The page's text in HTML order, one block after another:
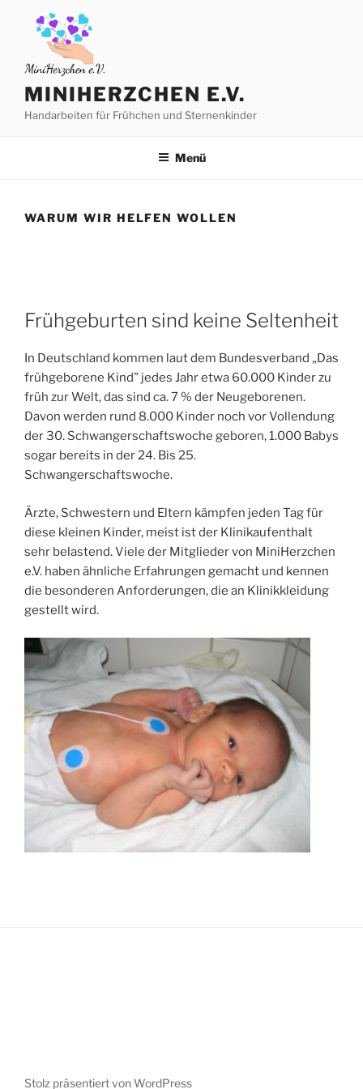
springen
MINIHERZCHEN E.V.
Handarbeiten für Frühchen und Sternenkinder
Menü
WARUM WIR HELFEN WOLLEN
Frühgeburten sind keine Seltenheit
In Deutschland kommen laut dem Bundesverband „Das
frühgeborene Kind” jedes Jahr etwa 60.000 Kinder zu
früh zur Welt, das sind ca. 7 % der Neugeborenen.
Davon werden rund 8.000 Kinder noch vor Vollendung
der 30. Schwangerschaftswoche geboren, 1.000 Babys
sogar bereits in der 24. Bis 25.
Schwangerschaftswoche.
Ärzte, Schwestern und Eltern kämpfen jeden Tag für
diese kleinen Kinder, meist ist der Klinikaufenthalt
sehr belastend. Viele der Mitglieder von MiniHerzchen
e.V. haben ähnliche Erfahrungen gemacht und kennen
die besonderen Anforderungen, die an Klinikkleidung
gestellt wird.
Stolz präsentiert von WordPress